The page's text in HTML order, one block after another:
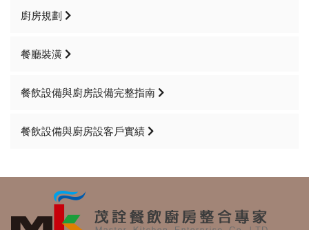
廚房規劃
餐廳裝潢
餐飲設備與廚房設備完整指南
餐飲設備與廚房設客戶實績